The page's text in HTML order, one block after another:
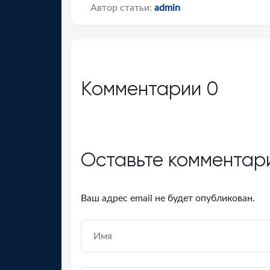
Автор статьи: admin
Комментарии 0
Оставьте
Ваш адрес email не будет опубликован.